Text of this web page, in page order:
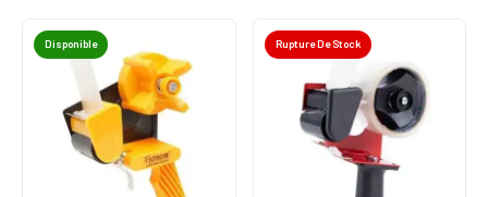
Disponible Rupture De Stock